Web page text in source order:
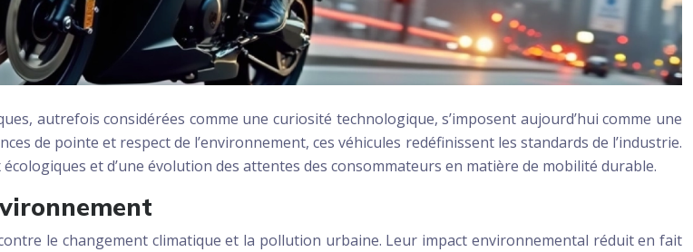
autrefois considérées comme une curiosité technologique, s’imposent aujourd’hui comme une
de pointe et respect de l’environnement, ces véhicules redéfinissent les standards de l’industrie.
et d’une évolution des attentes des consommateurs en matière de mobilité durable.
le changement climatique et la pollution urbaine. Leur impact environnemental réduit en fait